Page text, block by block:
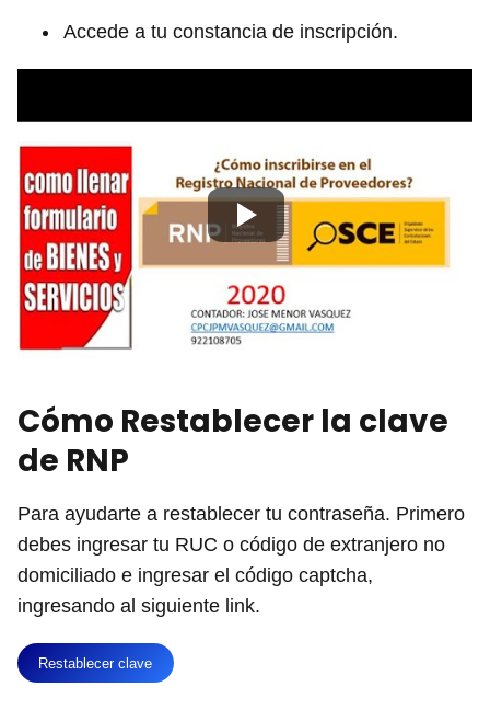
Accede a tu constancia de inscripción.
Cómo Restablecer la clave
de RNP
Para ayudarte a restablecer tu contraseña. Primero
debes ingresar tu RUC o código de extranjero no
domiciliado e ingresar el código captcha,
ingresando al siguiente link.
Restablecer clave